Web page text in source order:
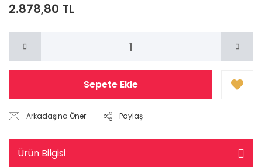
2.878,80 TL
Sepete Ekle
Arkadaşına Öner Paylaş
Ürün Bilgisi